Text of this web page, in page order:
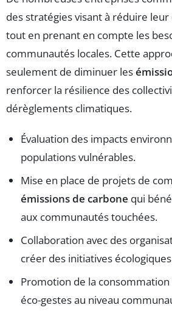
des stratégies visant à réduire
tout en prenant en compte les
communautés locales. Cette
seulement de diminuer les
renforcer la résilience des
dérèglements climatiques.
Évaluation des impacts
populations vulnérables.
Mise en place de projets de
émissions de carbone qui
aux communautés touchées.
Collaboration avec des
créer des initiatives
Promotion de la
éco-gestes au niveau